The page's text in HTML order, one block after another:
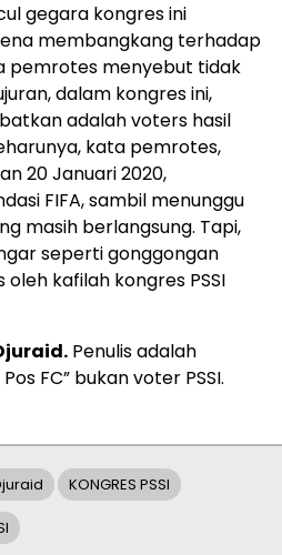
gegara kongres ini
membangkang terhadap
pemrotes menyebut tidak
dalam kongres ini,
adalah voters hasil
kata pemrotes,
20 Januari 2020,
FIFA, sambil menunggu
masih berlangsung. Tapi,
seperti gonggongan
kafilah kongres PSSI
Penulis adalah
FC” bukan voter PSSI.
KONGRES PSSI